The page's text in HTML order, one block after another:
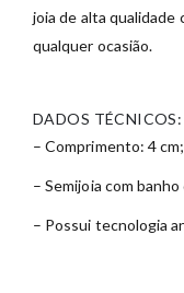
joia de alta qualidade
qualquer ocasião.
DADOS TÉCNICOS:
– Comprimento: 4 cm;
– Semijoia com
– Possui tecnologia